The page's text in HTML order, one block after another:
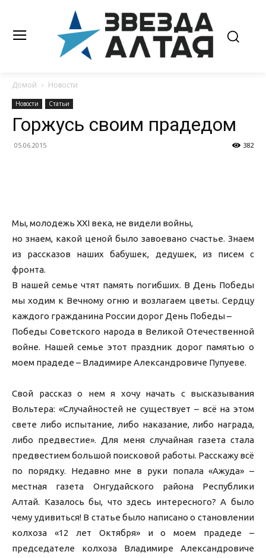
Домой Новости
Новости Статьи
Горжусь своим прадедом
05.06.2015 382
Мы, молодежь XXI века, не видели войны,
но знаем, какой ценой было завоевано счастье. Знаем
из рассказов наших бабушек, дедушек, из писем с
фронта.
В нашей семье чтят память погибших. В День Победы
мы ходим к Вечному огню и возлагаем цветы. Сердцу
каждого гражданина России дорог День Победы –
Победы Советского народа в Великой Отечественной
войне. Нашей семье этот праздник дорог памятью о
моем прадеде – Владимире Александровиче Пупуеве.
Свой рассказ о нем я хочу начать с высказывания
Вольтера: «Случайностей не существует – всё на этом
свете либо испытание, либо наказание, либо награда,
либо предвестие». Для меня случайная газета стала
предвестием большой поисковой работы. Расскажу всё
по порядку. Недавно мне в руки попала «Ажуда» –
местная газета Онгудайского района Республики
Алтай. Казалось бы, что здесь интересного? А было
чему удивиться! В статье было написано о становлении
колхоза «12 лет Октября» и о моем прадеде –
председателе колхоза Владимире Александровиче